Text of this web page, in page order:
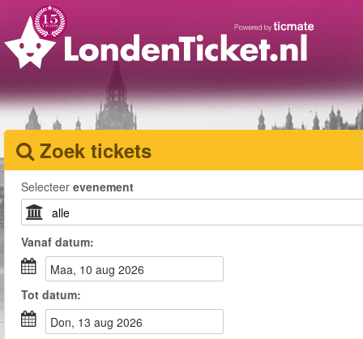
Zoek tickets
Selecteer evenement
Vanaf datum:
maa, 10 aug 2026
Tot datum:
don, 13 aug 2026